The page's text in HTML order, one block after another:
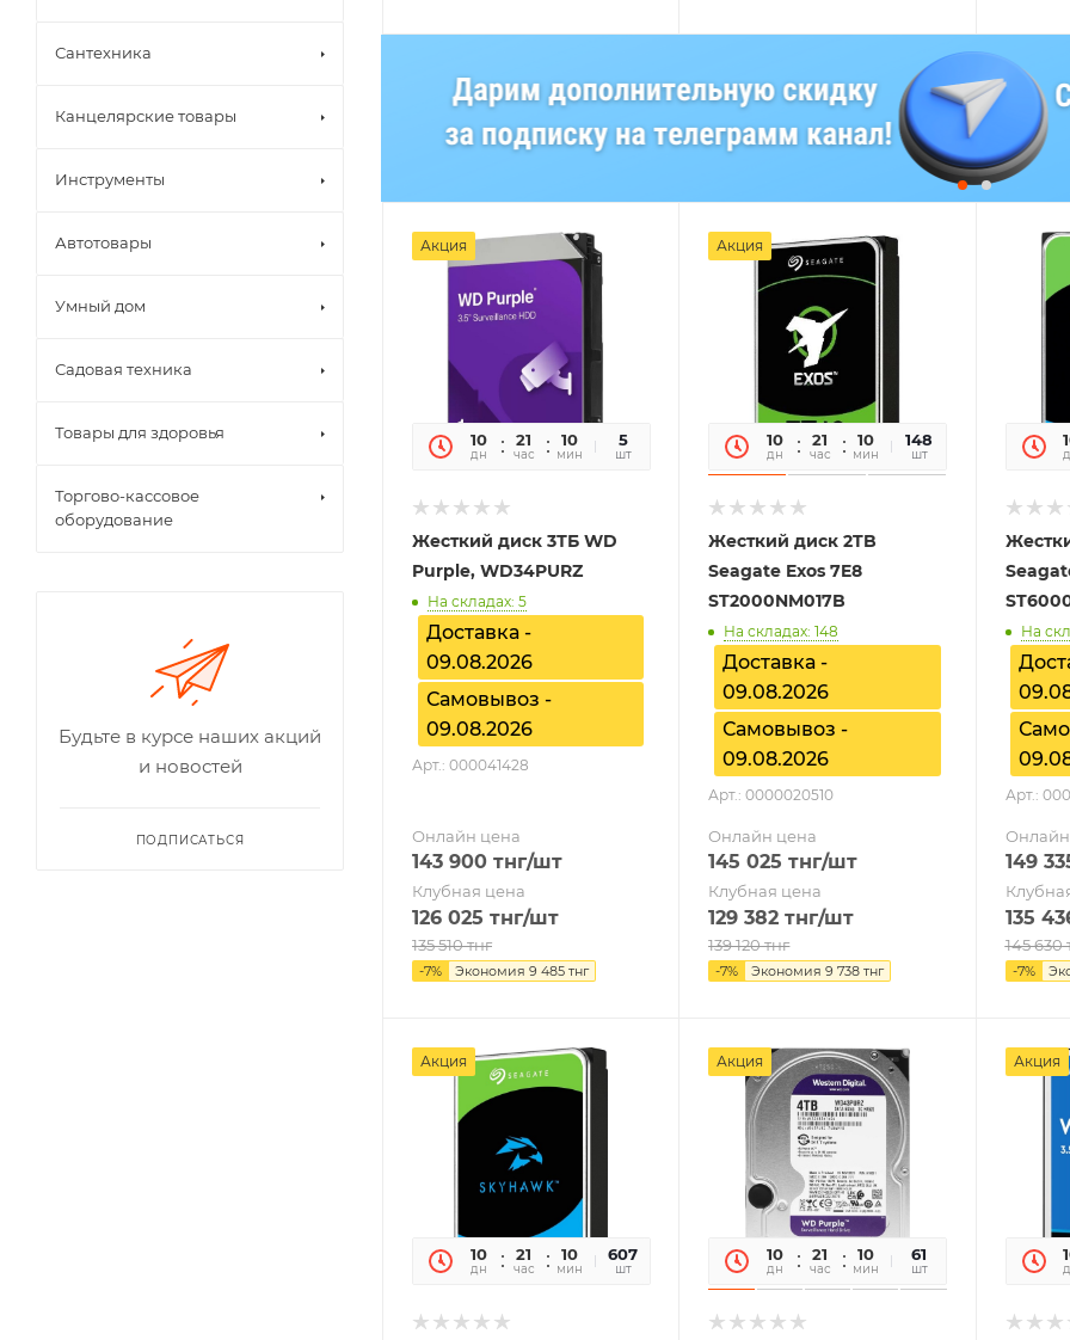
Акция
10
дн
21
час
10
мин
43
сек
5
шт
Жесткий диск 3ТБ WD
Purple, WD34PURZ
На складах: 5
Доставка -
09.08.2026
Самовывоз -
09.08.2026
Арт.: 000041428
Онлайн цена
143 900 тнг/шт
Клубная цена
126 025 тнг/шт
135 510тнг
-7% Экономия 9 485 тнг
Акция
10
дн
21
час
10
мин
43
сек
148
шт
Жесткий диск 2TB
Seagate Exos 7E8
ST2000NM017B
На складах: 148
Доставка -
09.08.2026
Самовывоз -
09.08.2026
Арт.: 0000020510
Онлайн цена
145 025 тнг/шт
Клубная цена
129 382 тнг/шт
139 120тнг
-7% Экономия9 738 тнг
На
Арт.:
149
135
145 630
-7%
Акция
10
дн
21
час
10
мин
43
сек
607
шт
Акция
10
дн
21
час
10
мин
43
сек
61
шт
Акция
Сантехника
Канцелярские товары
Инструменты
Автотовары
Умный дом
Садовая техника
Товары для здоровья
Торгово-кассовое
оборудование
Будьте в курсе наших акций
и новостей
ПОДПИСАТЬСЯ